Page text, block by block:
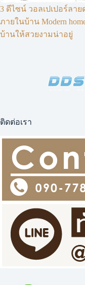
3 ดีไซน์ วอลเปเปอร์ลา
ภายในบ้าน Modern
บ้านให้สวยงามน่าอยู่
ติดต่อเรา